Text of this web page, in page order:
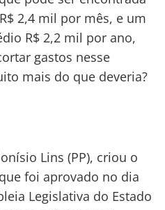
2,4 mil por mês, e um
R$ 2,2 mil por ano,
gastos nesse
mais do que deveria?
Lins (PP), criou o
foi aprovado no dia
Legislativa do Estado